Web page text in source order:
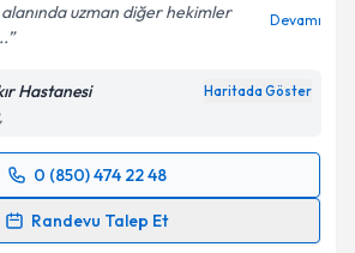
işlenmesini kabul ediyorum.
Takvim Talebini Gönder
uzman diğer hekimler
Devamı
Hastanesi Haritada Göster
0 (850) 474 22 48
Randevu Talep Et
Talebi